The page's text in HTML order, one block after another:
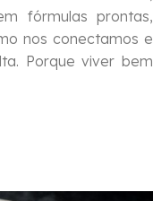
fórmulas prontas,
nos conectamos e
Porque viver bem